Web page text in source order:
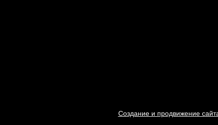
Создание и продвижение